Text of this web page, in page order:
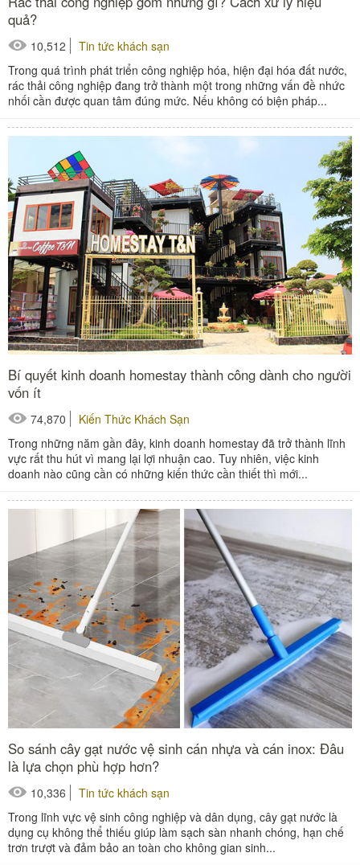
quả?
10,512
Tin tức khách sạn
Trong quá trình phát triển công nghiệp hóa, hiện đại hóa đất nước,
rác thải công nghiệp đang trở thành một trong những vấn đề nhức
nhối cần được quan tâm đúng mức. Nếu không có biện pháp...
Bí quyết kinh doanh homestay thành công dành cho người
vốn ít
74,870
Kiến Thức Khách Sạn
Trong những năm gần đây, kinh doanh homestay đã trở thành lĩnh
vực rất thu hút vì mang lại lợi nhuận cao. Tuy nhiên, việc kinh
doanh nào cũng cần có những kiến thức cần thiết thì mới...
So sánh cây gạt nước vệ sinh cán nhựa và cán inox: Đâu
là lựa chọn phù hợp hơn?
10,336
Tin tức khách sạn
Trong lĩnh vực vệ sinh công nghiệp và dân dụng, cây gạt nước là
dụng cụ không thể thiếu giúp làm sạch sàn nhanh chóng, hạn chế
trơn trượt và đảm bảo an toàn cho không gian sinh...